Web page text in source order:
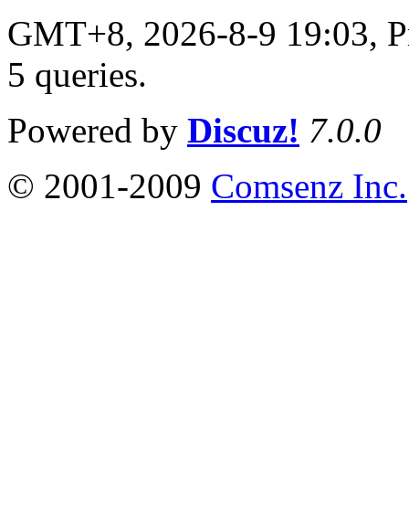
GMT+8, 2026-8-9 19:03,
5 queries.
Powered by Discuz! 7.0.0
© 2001-2009 Comsenz Inc.